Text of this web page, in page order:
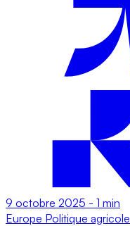
9 octobre 2025 - 1 min
Europe Politique agricole